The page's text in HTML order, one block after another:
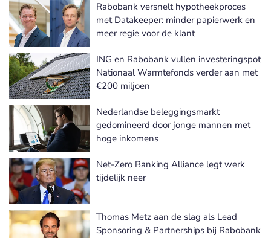
Rabobank versnelt hypotheekproces
met Datakeeper: minder papierwerk en
meer regie voor de klant
ING en Rabobank vullen investeringspot
Nationaal Warmtefonds verder aan met
€200 miljoen
Nederlandse beleggingsmarkt
gedomineerd door jonge mannen met
hoge inkomens
Net-Zero Banking Alliance legt werk
tijdelijk neer
Thomas Metz aan de slag als Lead
Sponsoring & Partnerships bij Rabobank